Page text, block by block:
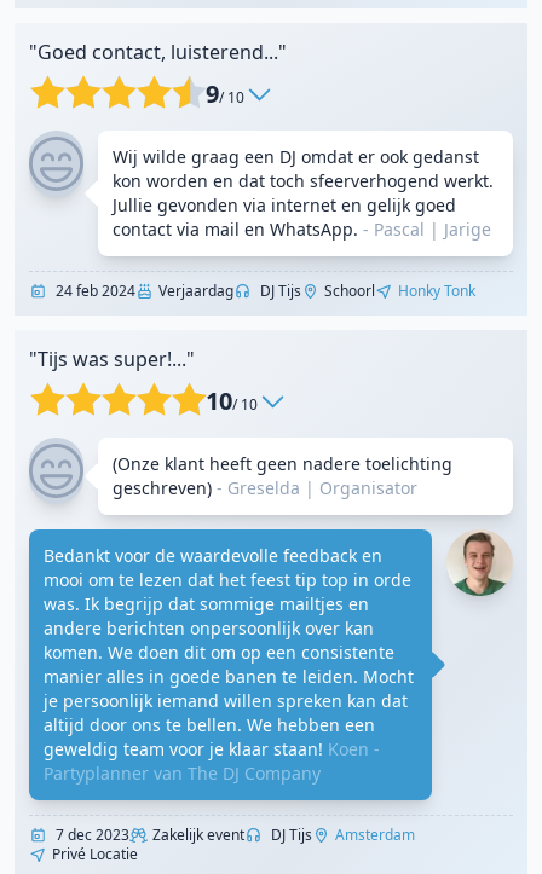
"Goed contact, luisterend..."
9/ 10
Wij wilde graag een DJ omdat er ook gedanst
kon worden en dat toch sfeerverhogend werkt.
Jullie gevonden via internet en gelijk goed
contact via mail en WhatsApp. - Pascal | Jarige
24 feb 2024 Verjaardag DJ Tijs Schoorl Honky Tonk
"Tijs was super!..."
10/ 10
(Onze klant heeft geen nadere toelichting
geschreven) - Greselda | Organisator
Bedankt voor de waardevolle feedback en
mooi om te lezen dat het feest tip top in orde
was. Ik begrijp dat sommige mailtjes en
andere berichten onpersoonlijk over kan
komen. We doen dit om op een consistente
manier alles in goede banen te leiden. Mocht
je persoonlijk iemand willen spreken kan dat
altijd door ons te bellen. We hebben een
geweldig team voor je klaar staan! Koen -
Partyplanner van The DJ Company
7 dec 2023 Zakelijk event DJ Tijs
Amsterdam
Privé Locatie